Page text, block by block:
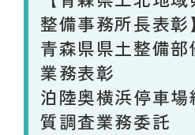
整備事務所長表
青森県県土整備
業務表彰
泊陸奥横浜停車
質調査業務委託